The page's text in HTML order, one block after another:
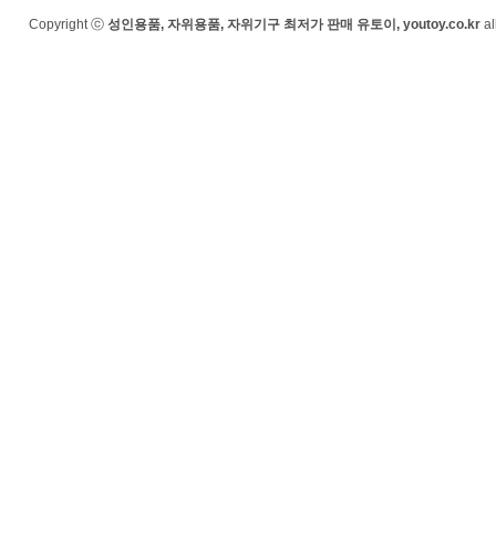
Copyright ⓒ 성인용품, 자위용품, 자위기구 최저가 판매 유토이, youtoy.co.kr